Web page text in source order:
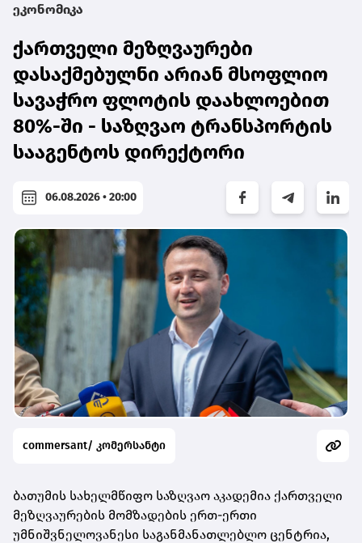
ეკონომიკა
ქართველი მეზღვაურები
დასაქმებულნი არიან მსოფლიო
სავაჭრო ფლოტის დაახლოებით
80%-ში - საზღვაო ტრანსპორტის
სააგენტოს დირექტორი
06.08.2026 • 20:00
commersant/ კომერსანტი
ბათუმის სახელმწიფო საზღვაო აკადემია ქართველი
მეზღვაურების მომზადების ერთ-ერთი
უმნიშვნელოვანესი საგანმანათლებლო ცენტრია,